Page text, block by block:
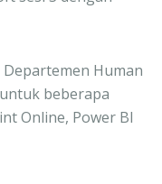
Human
beberapa
Online, Power BI